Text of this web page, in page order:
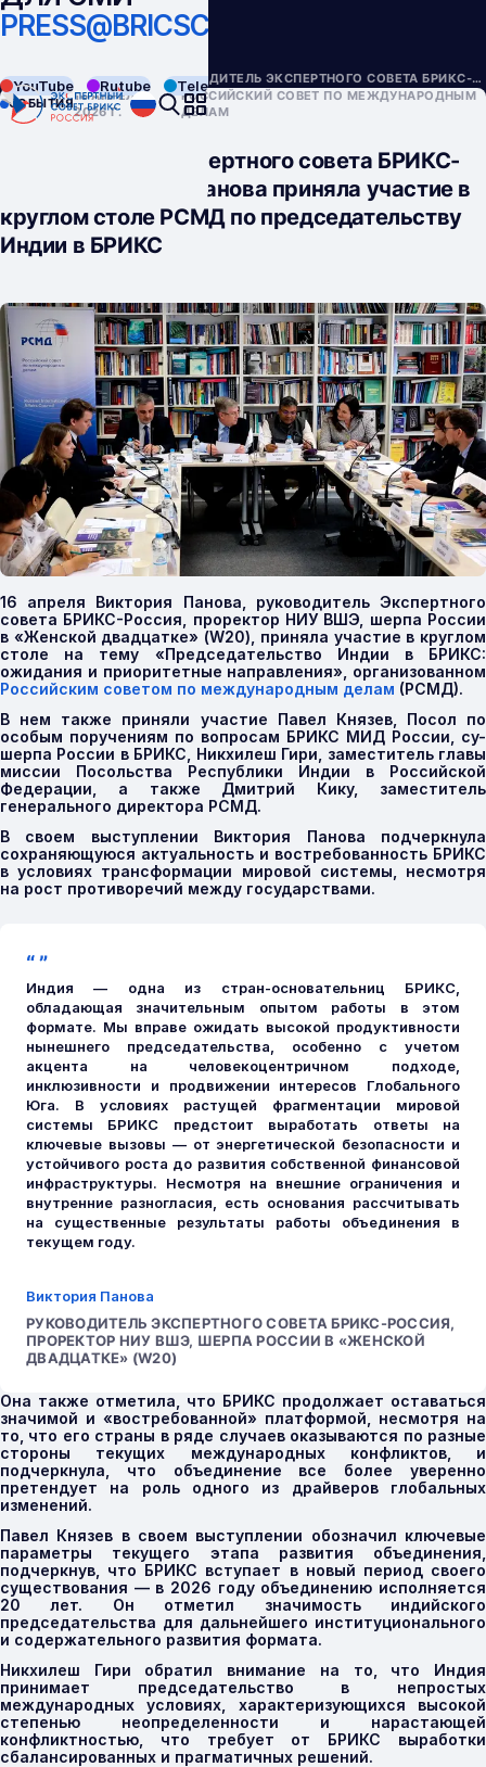
PRESS@BRICSCOUNCIL.RU
YouTube Rutube Telegram VK
НАЗАД СОБЫТИЯ
РУКОВОДИТЕЛЬ ЭКСПЕРТНОГО СОВЕТА БРИКС-РОССИЯ ВИКТОРИЯ ПАНОВА ПРИНЯЛА УЧАСТИЕ В КРУГЛОМ СТОЛЕ РСМД ПО ПРЕДСЕДАТЕЛЬСТВУ ИНДИИ В БРИКС
СОБЫТИЯ
16 АПРЕЛЯ
2026 Г.
РОССИЙСКИЙ СОВЕТ ПО МЕЖДУНАРОДНЫМ
ДЕЛАМ
Руководитель Экспертного совета БРИКС-
Россия Виктория Панова приняла участие в
круглом столе РСМД по председательству
Индии в БРИКС
16 апреля Виктория Панова, руководитель Экспертного
совета БРИКС-Россия, проректор НИУ ВШЭ, шерпа России
в «Женской двадцатке» (W20), приняла участие в круглом
столе на тему «Председательство Индии в БРИКС:
ожидания и приоритетные направления», организованном
Российским советом по международным делам (РСМД).
В нем также приняли участие Павел Князев, Посол по
особым поручениям по вопросам БРИКС МИД России, су-
шерпа России в БРИКС, Никхилеш Гири, заместитель главы
миссии Посольства Республики Индии в Российской
Федерации, а также Дмитрий Кику, заместитель
генерального директора РСМД.
В своем выступлении Виктория Панова подчеркнула
сохраняющуюся актуальность и востребованность БРИКС
в условиях трансформации мировой системы, несмотря
на рост противоречий между государствами.
“ ”
Индия — одна из стран-основательниц БРИКС,
обладающая значительным опытом работы в этом
формате. Мы вправе ожидать высокой продуктивности
нынешнего председательства, особенно с учетом
акцента на человекоцентричном подходе,
инклюзивности и продвижении интересов Глобального
Юга. В условиях растущей фрагментации мировой
системы БРИКС предстоит выработать ответы на
ключевые вызовы — от энергетической безопасности и
устойчивого роста до развития собственной финансовой
инфраструктуры. Несмотря на внешние ограничения и
внутренние разногласия, есть основания рассчитывать
на существенные результаты работы объединения в
текущем году.
Виктория Панова
РУКОВОДИТЕЛЬ ЭКСПЕРТНОГО СОВЕТА БРИКС-РОССИЯ,
ПРОРЕКТОР НИУ ВШЭ, ШЕРПА РОССИИ В «ЖЕНСКОЙ
ДВАДЦАТКЕ» (W20)
Она также отметила, что БРИКС продолжает оставаться
значимой и «востребованной» платформой, несмотря на
то, что его страны в ряде случаев оказываются по разные
стороны текущих международных конфликтов, и
подчеркнула, что объединение все более уверенно
претендует на роль одного из драйверов глобальных
изменений.
Павел Князев в своем выступлении обозначил ключевые
параметры текущего этапа развития объединения,
подчеркнув, что БРИКС вступает в новый период своего
существования — в 2026 году объединению исполняется
20 лет. Он отметил значимость индийского
председательства для дальнейшего институционального
и содержательного развития формата.
Никхилеш Гири обратил внимание на то, что Индия
принимает председательство в непростых
международных условиях, характеризующихся высокой
степенью неопределенности и нарастающей
конфликтностью, что требует от БРИКС выработки
сбалансированных и прагматичных решений.